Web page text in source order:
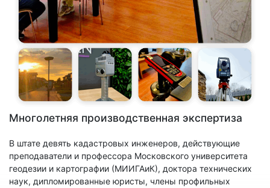
Многолетняя производственная экспертиза
В штате девять кадастровых инженеров, действующие
преподаватели и профессора Московского университета
геодезии и картографии (МИИГАиК), доктора технических
наук, дипломированные юристы, члены профильных